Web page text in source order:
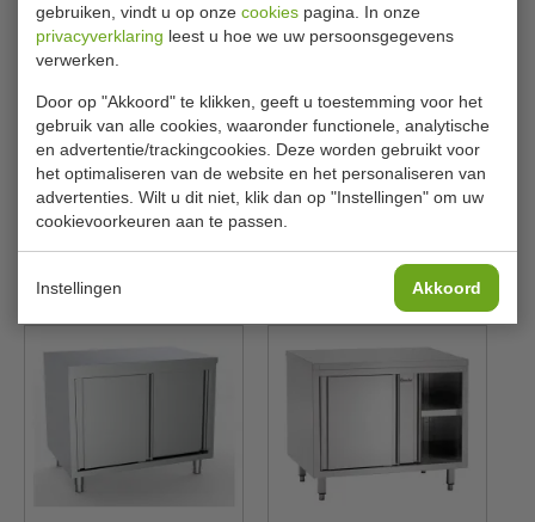
gebruiken, vindt u op onze cookies pagina. In onze
privacyverklaring leest u hoe we uw persoonsgegevens
verwerken.
Door op "Akkoord" te klikken, geeft u toestemming voor het
gebruik van alle cookies, waaronder functionele, analytische
en advertentie/trackingcookies. Deze worden gebruikt voor
het optimaliseren van de website en het personaliseren van
advertenties. Wilt u dit niet, klik dan op "Instellingen" om uw
cookievoorkeuren aan te passen.
Instellingen Akkoord
Model
7452.0908
GN maat
1/1 GN
Materiaal
RVS
Gewicht
102 kilo
Is dit iets voor jou?